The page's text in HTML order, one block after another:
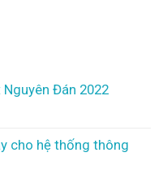
Đán 2022
cho hệ thống thông